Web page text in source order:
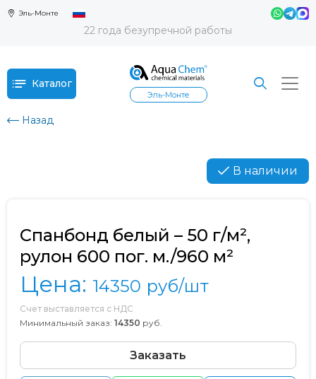
Эль-Монте
22 года безупречной работы
Каталог
Эль-Монте
Назад
В наличии
Спанбонд белый – 50 г/м²,
рулон 600 пог. м./960 м²
Цена: 14350 руб/шт
Счет выставляется с НДС
Минимальный заказ: 14350 руб.
Заказать